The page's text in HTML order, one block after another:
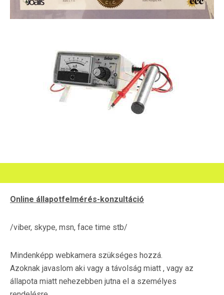
Online állapotfelmérés-konzultáció
/viber, skype, msn, face time stb/
Mindenképp webkamera szükséges hozzá.
Azoknak javaslom aki vagy a távolság miatt , vagy az
állapota miatt nehezebben jutna el a személyes